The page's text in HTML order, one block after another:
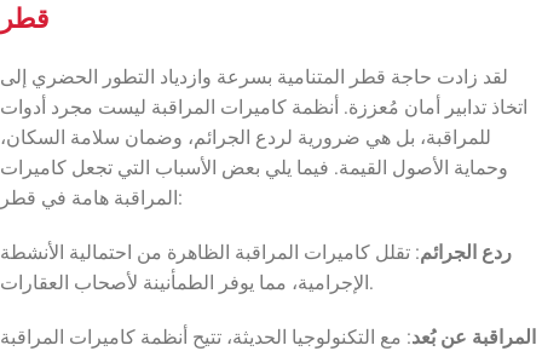
قطر
لقد زادت حاجة قطر المتنامية بسرعة وازدياد التطور الحضري إلى
اتخاذ تدابير أمان مُعززة. أنظمة كاميرات المراقبة ليست مجرد أدوات
للمراقبة، بل هي ضرورية لردع الجرائم، وضمان سلامة السكان،
وحماية الأصول القيمة. فيما يلي بعض الأسباب التي تجعل كاميرات
المراقبة هامة في قطر:
ردع الجرائم: تقلل كاميرات المراقبة الظاهرة من احتمالية الأنشطة
الإجرامية، مما يوفر الطمأنينة لأصحاب العقارات.
المراقبة عن بُعد: مع التكنولوجيا الحديثة، تتيح أنظمة كاميرات المراقبة